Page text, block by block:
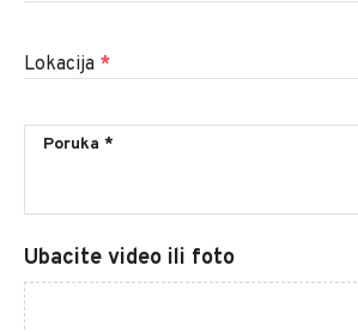
Lokacija *
Ubacite video ili foto